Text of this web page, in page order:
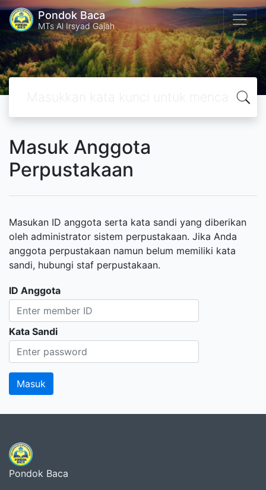
Pondok Baca
MTs Al Irsyad Gajah
Masuk Anggota
Perpustakaan
Masukan ID anggota serta kata sandi yang diberikan
oleh administrator sistem perpustakaan. Jika Anda
anggota perpustakaan namun belum memiliki kata
sandi, hubungi staf perpustakaan.
ID Anggota
Kata Sandi
Pondok Baca